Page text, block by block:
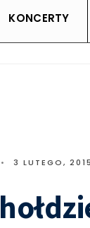
KONCERTY
• 3 LUTEGO, 2015